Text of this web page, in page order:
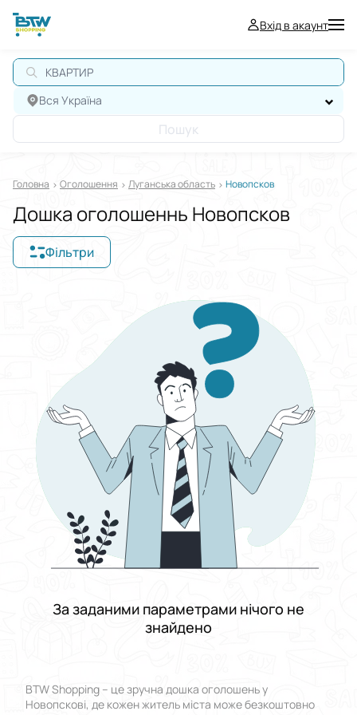
Вхід в акаунт
КВАРТИРА
Вся Україна
Пошук
Головна Оголошення Луганська область Новопсков
Дошка оголошеннь Новопсков
Фільтри
Виберіть групу категорій
Від До
Стан
Застосувати
Скинути все
За заданими параметрами нічого не
знайдено
BTW Shopping – це зручна дошка оголошень у
Новопскові, де кожен житель міста може безкоштовно